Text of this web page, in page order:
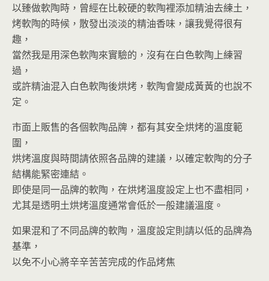
以臻做軟陶時，曾經在比較硬的軟陶裡添加精油去練土，
烤軟陶的時候，散發出淡淡的精油香味，讓我覺得很有
趣，
當然我是用深色軟陶來實驗的，沒有在白色軟陶上練習
過，
或許精油混入白色軟陶後烘烤，軟陶會變成黃黃的也說不
定。
市面上販售的各個軟陶品牌，都有其安全烘烤的溫度範
圍，
烘烤溫度與時間請依照各品牌的建議，以確定軟陶的分子
結構能緊密連結。
即使是同一品牌的軟陶，在烘烤溫度設定上也不盡相同，
尤其是透明土烘烤溫度通常會低於一般建議溫度。
如果混和了不同品牌的軟陶，溫度設定則請以低的品牌為
基準，
以免不小心將辛辛苦苦完成的作品烤焦